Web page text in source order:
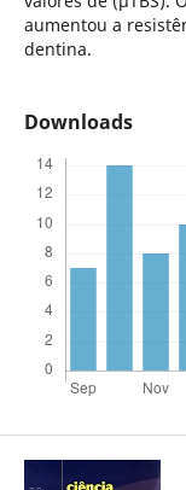
aumentou a
dentina.
Downloads